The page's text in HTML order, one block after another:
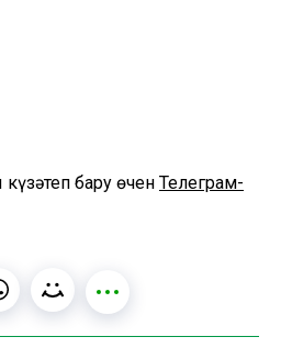
бару өчен Телеграм-